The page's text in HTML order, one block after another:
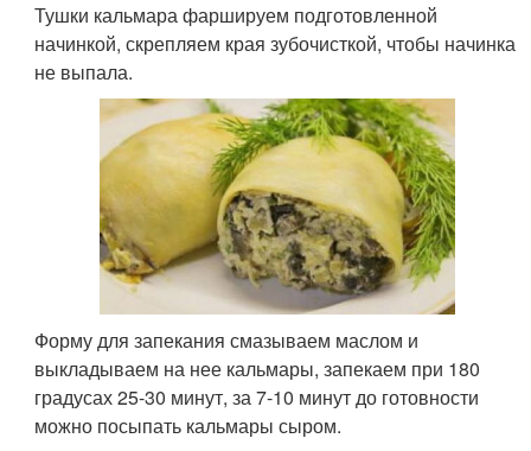
Тушки кальмара фаршируем подготовленной
начинкой, скрепляем края зубочисткой, чтобы начинка
не выпала.
Форму для запекания смазываем маслом и
выкладываем на нее кальмары, запекаем при 180
градусах 25-30 минут, за 7-10 минут до готовности
можно посыпать кальмары сыром.